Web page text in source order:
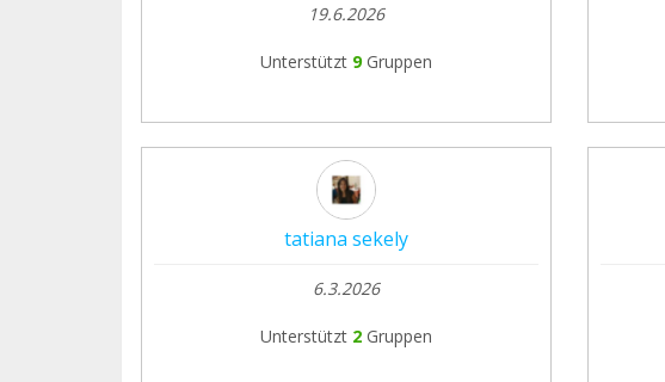
19.6.2026
Unterstützt 9 Gruppen
tatiana sekely
6.3.2026
Unterstützt 2 Gruppen